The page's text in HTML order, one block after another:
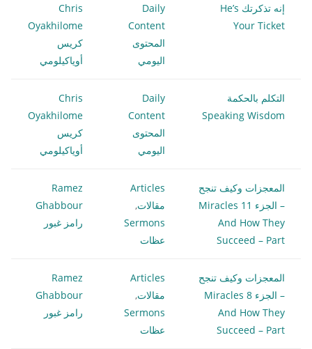
إنه تذكرتك He’s
Your Ticket
Daily
Content
المحتوى
اليومي
Chris
Oyakhilome
كريس
أوياكيلومي
التكلم بالحكمة
Speaking Wisdom
Daily
Content
المحتوى
اليومي
Chris
Oyakhilome
كريس
أوياكيلومي
المعجزات وكيف تنجح
– الجزء 11 Miracles
And How They
Succeed – Part
Articles
مقالات,
Sermons
عظات
Ramez
Ghabbour
رامز غبور
المعجزات وكيف تنجح
– الجزء 8 Miracles
And How They
Succeed – Part
Articles
مقالات,
Sermons
عظات
Ramez
Ghabbour
رامز غبور